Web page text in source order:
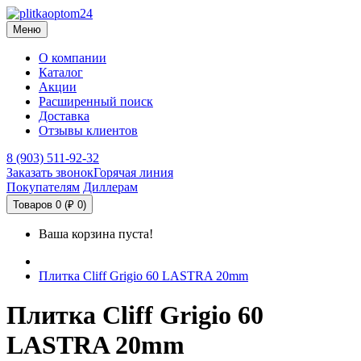
Меню
О компании
Каталог
Акции
Расширенный поиск
Доставка
Отзывы клиентов
8 (903) 511-92-32
Заказать звонокГорячая линия
Покупателям Диллерам
Товаров 0 (₽ 0)
Ваша корзина пуста!
Плитка Cliff Grigio 60 LASTRA 20mm
Плитка Cliff Grigio 60
LASTRA 20mm